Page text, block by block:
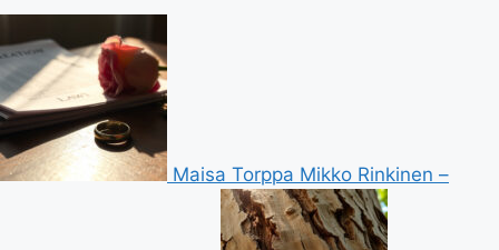
Maisa Torppa Mikko Rinkinen –